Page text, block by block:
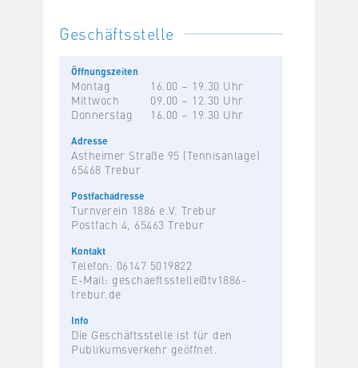
Geschäftsstelle
Öffnungszeiten
Montag
16.00 – 19.30 Uhr
Mittwoch
09.00 – 12.30 Uhr
Donnerstag
16.00 – 19.30 Uhr
Adresse
Astheimer Straße 95 (Tennisanlage)
65468 Trebur
Postfachadresse
Turnverein 1886 e.V. Trebur
Postfach 4, 65463 Trebur
Kontakt
Telefon: 06147 5019822
E-Mail: geschaeftsstelle@tv1886-
trebur.de
Info
Die Geschäftsstelle ist für den
Publikumsverkehr geöffnet.